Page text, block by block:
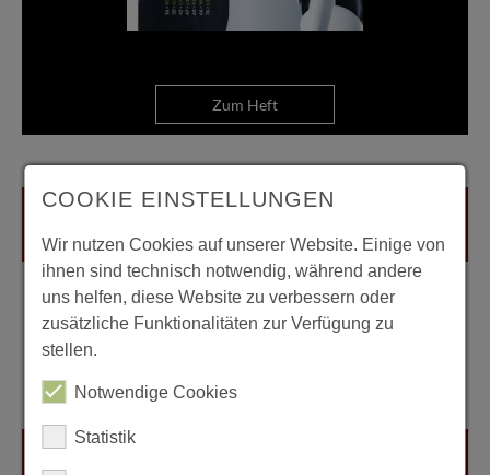
Zum Heft
COOKIE EINSTELLUNGEN
Wir nutzen Cookies auf unserer Website. Einige von
ihnen sind technisch notwendig, während andere
uns helfen, diese Website zu verbessern oder
zusätzliche Funktionalitäten zur Verfügung zu
stellen.
Notwendige Cookies
Statistik